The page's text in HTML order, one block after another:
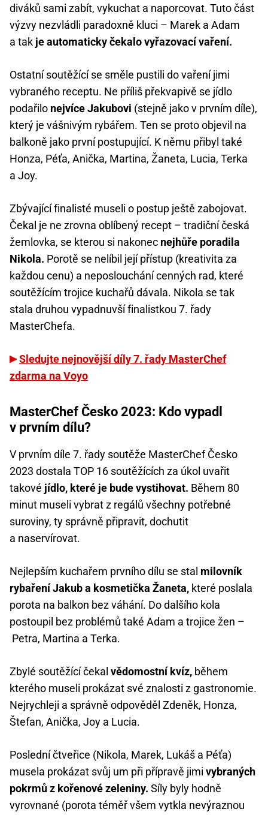
diváků sami zabít, vykuchat a naporcovat. Tuto část
výzvy nezvládli paradoxně kluci – Marek a Adam
a tak je automaticky čekalo vyřazovací vaření.
Ostatní soutěžící se směle pustili do vaření jimi
vybraného receptu. Ne příliš překvapivě se jídlo
podařilo nejvíce Jakubovi (stejně jako v prvním díle),
který je vášnivým rybářem. Ten se proto objevil na
balkoně jako první postupující. K němu přibyl také
Honza, Péťa, Anička, Martina, Žaneta, Lucia, Terka
a Joy.
Zbývající finalisté museli o postup ještě zabojovat.
Čekal je ne zrovna oblíbený recept – tradiční česká
žemlovka, se kterou si nakonec nejhůře poradila
Nikola. Porotě se nelíbil její přístup (kreativita za
každou cenu) a neposlouchání cenných rad, které
soutěžícím trojice kuchařů dávala. Nikola se tak
stala druhou vypadnuvší finalistkou 7. řady
MasterChefa.
Sledujte nejnovější díly 7. řady MasterChef
zdarma na Voyo
MasterChef Česko 2023: Kdo vypadl
v prvním dílu?
V prvním díle 7. řady soutěže MasterChef Česko
2023 dostala TOP 16 soutěžících za úkol uvařit
takové jídlo, které je bude vystihovat. Během 80
minut museli vybrat z regálů všechny potřebné
suroviny, ty správně připravit, dochutit
a naservírovat.
Nejlepším kuchařem prvního dílu se stal milovník
rybaření Jakub a kosmetička Žaneta, které poslala
porota na balkon bez váhání. Do dalšího kola
postoupil bez problémů také Adam a trojice žen –
Petra, Martina a Terka.
Zbylé soutěžící čekal vědomostní kvíz, během
kterého museli prokázat své znalosti z gastronomie.
Nejrychleji a správně odpověděl Zdeněk, Honza,
Štefan, Anička, Joy a Lucia.
Poslední čtveřice (Nikola, Marek, Lukáš a Péťa)
musela prokázat svůj um při přípravě jimi vybraných
pokrmů z kořenové zeleniny. Síly byly hodně
vyrovnané (porota téměř všem vytkla nevýraznou